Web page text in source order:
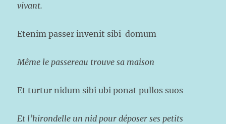
vivant.
Etenim passer invenit sibi domum
Même le passereau trouve sa maison
Et turtur nidum sibi ubi ponat pullos suos
Et l’hirondelle un nid pour déposer ses petits